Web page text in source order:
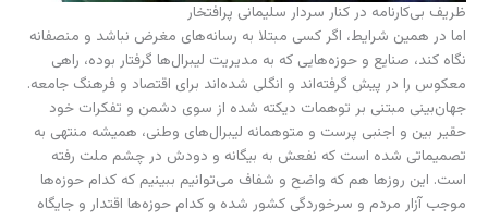
ظریف بی‌کارنامه در کنار سردار سلیمانی پرافتخار
اما در همین شرایط، اگر کسی مبتلا به رسانه‌های مغرض نباشد و منصفانه
نگاه کند، صنایع و حوزه‌هایی که به مدیریت لیبرال‌ها گرفتار بوده، راهی
معکوس را در پیش گرفته‌اند و انگلی شده‌اند برای اقتصاد و فرهنگ جامعه.
جهان‌بینی مبتنی بر توهمات دیکته شده از سوی دشمن و تفکرات خود
حقیر بین و اجنبی پرست و متوهمانه لیبرال‌های وطنی، همیشه منتهی به
تصمیماتی شده است که نفعش به بیگانه و دودش در چشم ملت رفته
است. این روزها هم که واضح و شفاف می‌توانیم ببینیم که کدام حوزه‌ها
موجب آزار مردم و سرخوردگی کشور شده و کدام حوزه‌ها اقتدار و جایگاه